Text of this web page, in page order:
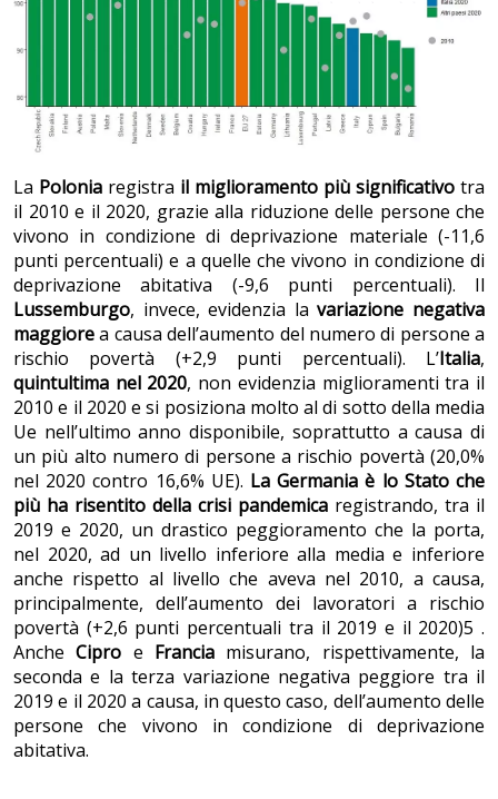
La Polonia registra il miglioramento più significativo tra
il 2010 e il 2020, grazie alla riduzione delle persone che
vivono in condizione di deprivazione materiale (-11,6
punti percentuali) e a quelle che vivono in condizione di
deprivazione abitativa (-9,6 punti percentuali). Il
Lussemburgo, invece, evidenzia lavariazione negativa
maggiorea causa dell’aumento del numero di persone a
rischio povertà (+2,9 punti percentuali). L’Italia,
quintultima nel 2020, non evidenzia miglioramenti tra il
2010 e il 2020 e si posiziona molto al di sotto della media
Ue nell’ultimo anno disponibile, soprattutto a causa di
un più alto numero di persone a rischio povertà (20,0%
nel 2020 contro 16,6% UE). La Germania è lo Stato che
più ha risentito della crisi pandemica registrando, tra il
2019 e 2020, un drastico peggioramento che la porta,
nel 2020, ad un livello inferiore alla media e inferiore
anche rispetto al livello che aveva nel 2010, a causa,
principalmente, dell’aumento dei lavoratori a rischio
povertà (+2,6 punti percentuali tra il 2019 e il 2020)5 .
AncheCipro e Francia misurano, rispettivamente, la
seconda e la terza variazione negativa peggiore tra il
2019 e il 2020 a causa, in questo caso, dell’aumento delle
persone che vivono in condizione di deprivazione
abitativa.